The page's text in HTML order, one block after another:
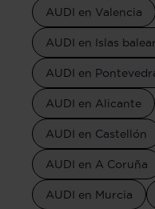
AUDI en Valencia
AUDI en Islas
AUDI en
AUDI en Alicante
AUDI en Castellón
AUDI en A Coruña
AUDI en Murcia